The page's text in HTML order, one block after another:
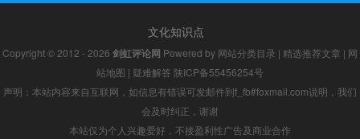
文化知识点
Copyright © 2012 - 2026 剑虹评论网 Powered by 网站分类目录 | 精选推荐文章 | 网
站地图 | 疑难解答 陕ICP备55456254号
声明：本站内容来自互联网，如信息有错误可发邮件到f_fb#foxmail.com说明，我们
会及时纠正，谢谢
本站仅为个人兴趣爱好，不接盈利性广告及商业合作